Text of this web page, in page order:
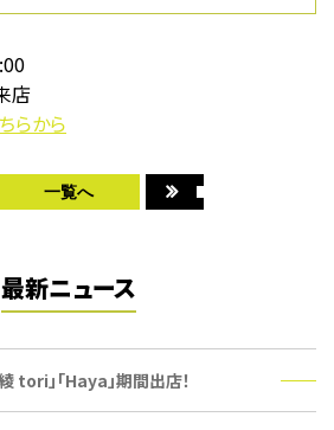
店
らから
一覧へ
最新ニュース
」「Haya」期間出店！